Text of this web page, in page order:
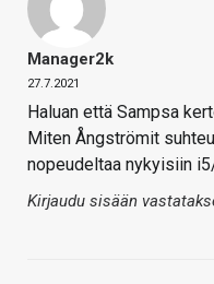
Manager2k
27.7.2021
Haluan että Sampsa
Miten Ångströmit
nopeudeltaa nykyisiin
Kirjaudu sisään